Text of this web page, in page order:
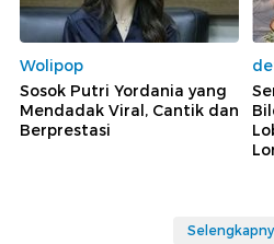
Wolipop
Sosok Putri Yordania yang
Mendadak Viral, Cantik dan
Berprestasi